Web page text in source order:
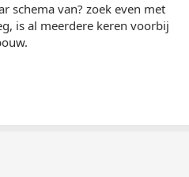
schema van? zoek even met
is al meerdere keren voorbij